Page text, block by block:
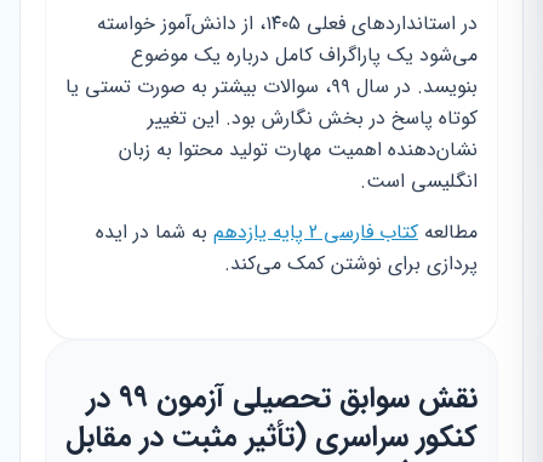
در استانداردهای فعلی ۱۴۰۵، از دانش‌آموز خواسته
می‌شود یک پاراگراف کامل درباره یک موضوع
بنویسد. در سال ۹۹، سوالات بیشتر به صورت تستی یا
کوتاه پاسخ در بخش نگارش بود. این تغییر
نشان‌دهنده اهمیت مهارت تولید محتوا به زبان
انگلیسی است.
مطالعه کتاب فارسی 2 پایه یازدهم
به شما در ایده
پردازی برای نوشتن کمک می‌کند.
نقش سوابق تحصیلی آزمون ۹۹ در
کنکور سراسری (تأثیر مثبت در مقابل